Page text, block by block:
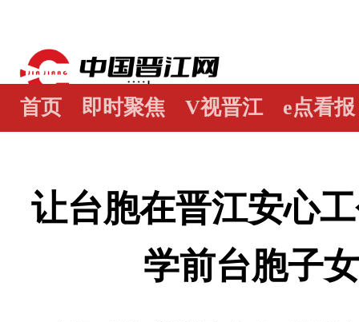
首页 即时聚焦 V视晋江 e点看报
让台胞在晋江安心
学前台胞子